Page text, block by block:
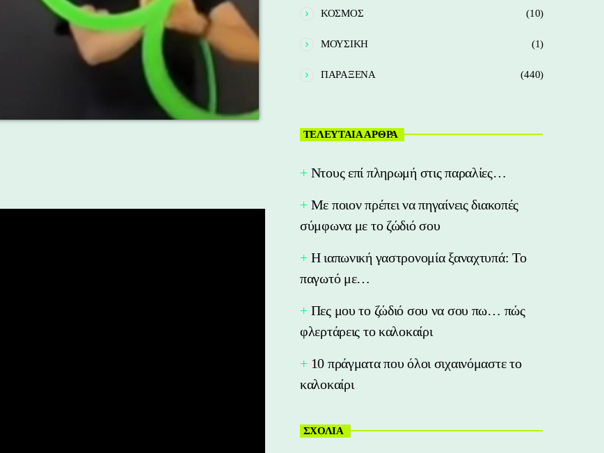
ΚΟΣΜΟΣ (10)
ΜΟΥΣΙΚΗ (1)
ΠΑΡΑΞΕΝΑ (440)
ΤΕΛΕΥΤΑΙΑ ΑΡΘΡΑ
Nτους επί πληρωμή στις παραλίες…
Με ποιον πρέπει να πηγαίνεις διακοπές
σύμφωνα με το ζώδιό σου
Η ιαπωνική γαστρονομία ξαναχτυπά: Το
παγωτό με…
Πες μου το ζώδιό σου να σου πω… πώς
φλερτάρεις το καλοκαίρι
10 πράγματα που όλοι σιχαινόμαστε το
καλοκαίρι
ΣΧΟΛΙΑ